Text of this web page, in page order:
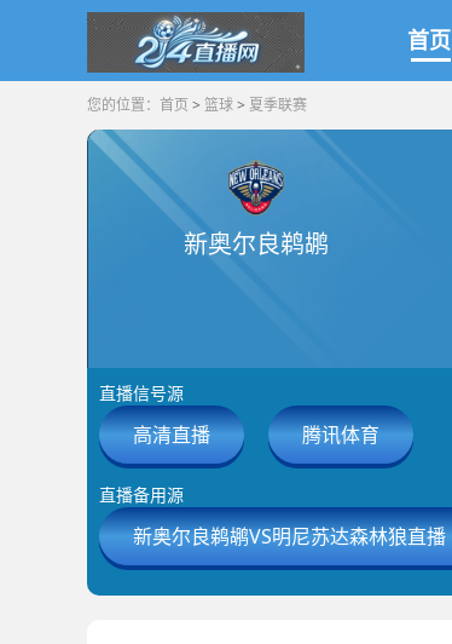
首页
您的位置： 首页 > 篮球> 夏季联赛
新奥尔良鹈鹕
直播信号源
高清直播 腾讯体育
直播备用源
新奥尔良鹈鹕VS明尼苏达森林狼直播